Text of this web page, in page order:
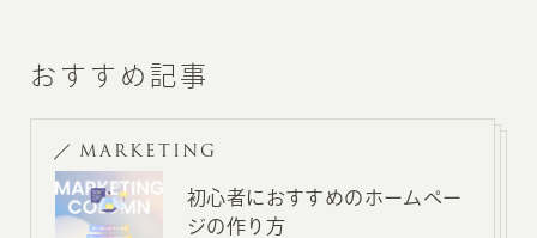
おすすめ記事
MARKETING
初心者におすすめのホームペー
ジの作り方